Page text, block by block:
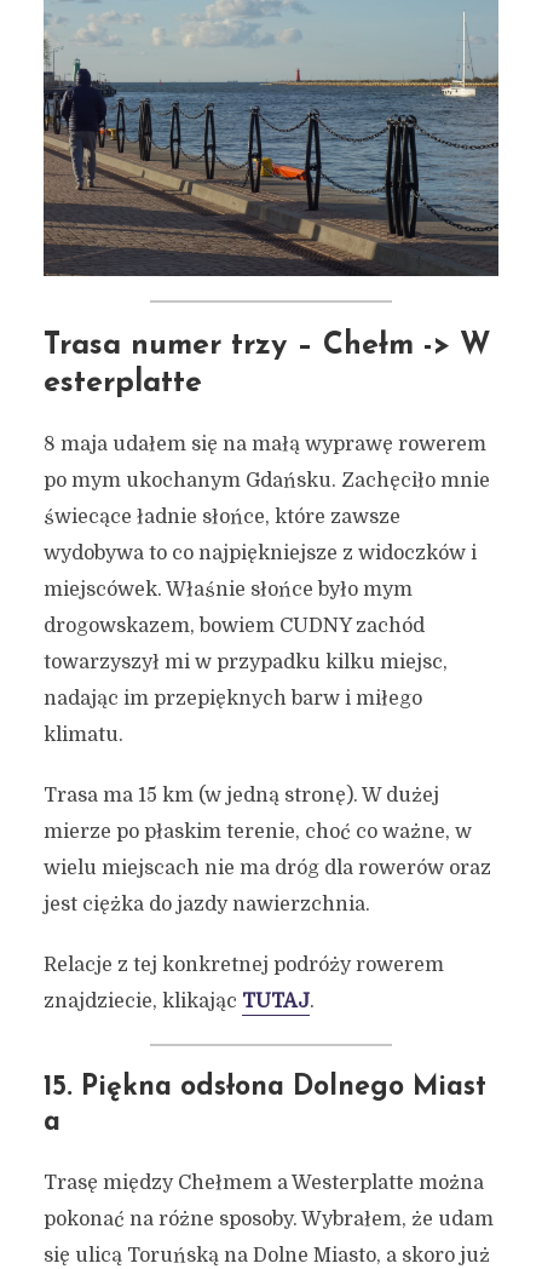
Trasa numer trzy – Chełm -> W
esterplatte
8 maja udałem się na małą wyprawę rowerem
po mym ukochanym Gdańsku. Zachęciło mnie
świecące ładnie słońce, które zawsze
wydobywa to co najpiękniejsze z widoczków i
miejscówek. Właśnie słońce było mym
drogowskazem, bowiem CUDNY zachód
towarzyszył mi w przypadku kilku miejsc,
nadając im przepięknych barw i miłego
klimatu.
Trasa ma 15 km (w jedną stronę). W dużej
mierze po płaskim terenie, choć co ważne, w
wielu miejscach nie ma dróg dla rowerów oraz
jest ciężka do jazdy nawierzchnia.
Relacje z tej konkretnej podróży rowerem
znajdziecie, klikając TUTAJ.
15. Piękna odsłona Dolnego Miast
a
Trasę między Chełmem a Westerplatte można
pokonać na różne sposoby. Wybrałem, że udam
się ulicą Toruńską na Dolne Miasto, a skoro już